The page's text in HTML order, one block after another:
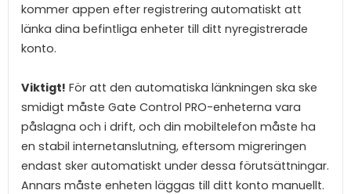
kommer appen efter registrering automatiskt att
länka dina befintliga enheter till ditt nyregistrerade
konto.
Viktigt! För att den automatiska länkningen ska ske
smidigt måste Gate Control PRO-enheterna vara
påslagna och i drift, och din mobiltelefon måste ha
en stabil internetanslutning, eftersom migreringen
endast sker automatiskt under dessa förutsättningar.
Annars måste enheten läggas till ditt konto manuellt.